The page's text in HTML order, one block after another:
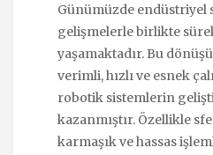
Günümüzde endüstriyel
gelişmelerle birlikte
yaşamaktadır. Bu
verimli, hızlı ve esnek
robotik sistemlerin
kazanmıştır. Özellikle
karmaşık ve hassas